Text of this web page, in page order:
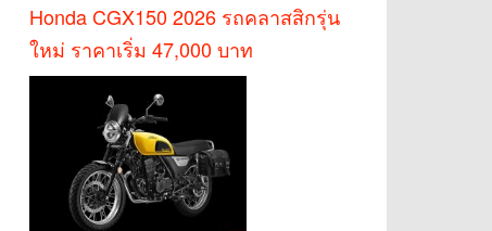
Honda CGX150 2026 รถคลาสสิกรุ่น
ใหม่ ราคาเริ่ม 47,000 บาท